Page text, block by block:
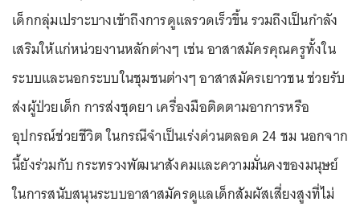
เด็กกลุ่มเปราะบางเข้าถึงการดูแลรวดเร็วขึ้น รวมถึงเป็นกำลัง
เสริมให้แก่หน่วยงานหลักต่างๆ เช่น อาสาสมัครคุณครูทั้งใน
ระบบและนอกระบบในชุมชนต่างๆ อาสาสมัครเยาวชน ช่วยรับ
ส่งผู้ป่วยเด็ก การส่งชุดยา เครื่องมือติดตามอาการหรือ
อุปกรณ์ช่วยชีวิต ในกรณีจำเป็นเร่งด่วนตลอด 24 ชม นอกจาก
นี้ยังร่วมกับ กระทรวงพัฒนาสังคมและความมั่นคงของมนุษย์
ในการสนับสนุนระบบอาสาสมัครดูแลเด็กสัมผัสเสี่ยงสูงที่ไม่